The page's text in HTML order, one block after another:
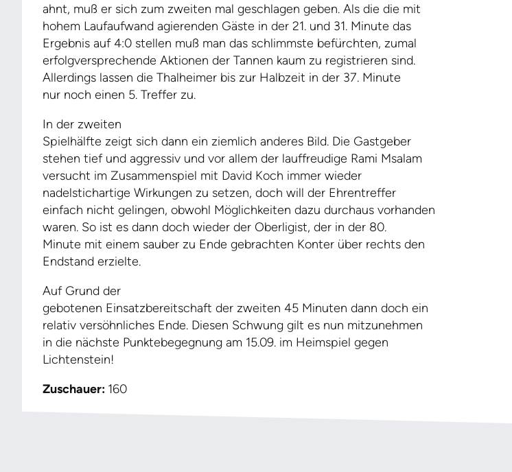
ahnt, muß er sich zum zweiten mal geschlagen geben. Als die die mit
hohem Laufaufwand agierenden Gäste in der 21. und 31. Minute das
Ergebnis auf 4:0 stellen muß man das schlimmste befürchten, zumal
erfolgversprechende Aktionen der Tannen kaum zu registrieren sind.
Allerdings lassen die Thalheimer bis zur Halbzeit in der 37. Minute
nur noch einen 5. Treffer zu.
In der zweiten
Spielhälfte zeigt sich dann ein ziemlich anderes Bild. Die Gastgeber
stehen tief und aggressiv und vor allem der lauffreudige Rami Msalam
versucht im Zusammenspiel mit David Koch immer wieder
nadelstichartige Wirkungen zu setzen, doch will der Ehrentreffer
einfach nicht gelingen, obwohl Möglichkeiten dazu durchaus vorhanden
waren. So ist es dann doch wieder der Oberligist, der in der 80.
Minute mit einem sauber zu Ende gebrachten Konter über rechts den
Endstand erzielte.
Auf Grund der
gebotenen Einsatzbereitschaft der zweiten 45 Minuten dann doch ein
relativ versöhnliches Ende. Diesen Schwung gilt es nun mitzunehmen
in die nächste Punktebegegnung am 15.09. im Heimspiel gegen
Lichtenstein!
Zuschauer: 160